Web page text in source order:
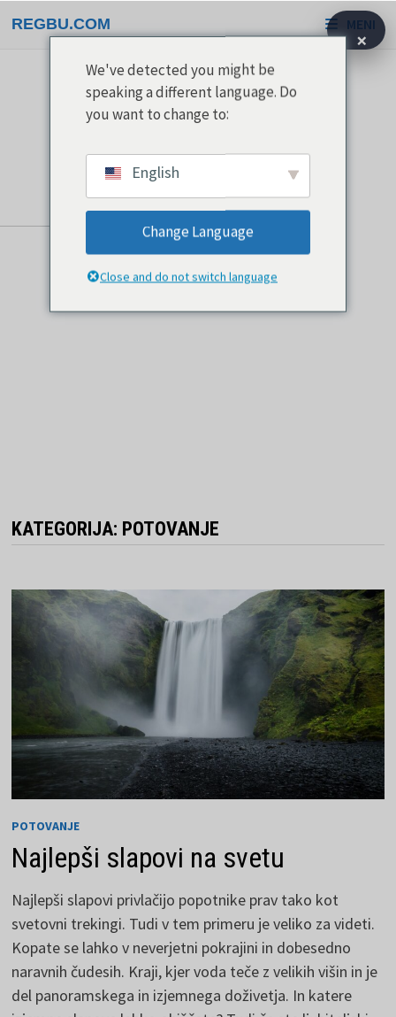
na
REGBU.COM MENI
KATEGORIJA: POTOVANJE
POTOVANJE
Najlepši slapovi na svetu
Najlepši slapovi privlačijo popotnike prav tako kot
svetovni trekingi. Tudi v tem primeru je veliko za videti.
Kopate se lahko v neverjetni pokrajini in dobesedno
naravnih čudesih. Kraji, kjer voda teče z velikih višin in je
del panoramskega in izjemnega doživetja. In katere
×
We've detected you might be
speaking a different language. Do
you want to change to:
English
Change Language
Close and do not switch language